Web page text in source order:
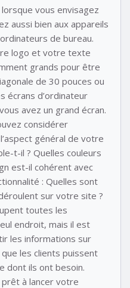
lorsque vous envisagez
aussi bien aux appareils
de bureau.
logo et votre texte
grands pour être
de 30 pouces ou
écrans d’ordinateur
avez un grand écran.
considérer
général de votre
t-il ? Quelles couleurs
est-il cohérent avec
: Quelles sont
sur votre site ?
toutes les
endroit, mais il est
les informations sur
les clients puissent
dont ils ont besoin.
à lancer votre